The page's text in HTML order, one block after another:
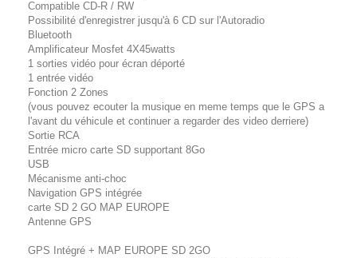
Compatible CD-R / RW
Possibilité d'enregistrer jusqu'à 6 CD sur l'Autoradio
Bluetooth
Amplificateur Mosfet 4X45watts
1 sorties vidéo pour écran déporté
1 entrée vidéo
Fonction 2 Zones
(vous pouvez ecouter la musique en meme temps que le GPS a
l'avant du véhicule et continuer a regarder des video derriere)
Sortie RCA
Entrée micro carte SD supportant 8Go
USB
Mécanisme anti-choc
Navigation GPS intégrée
carte SD 2 GO MAP EUROPE
Antenne GPS
GPS Intégré + MAP EUROPE SD 2GO